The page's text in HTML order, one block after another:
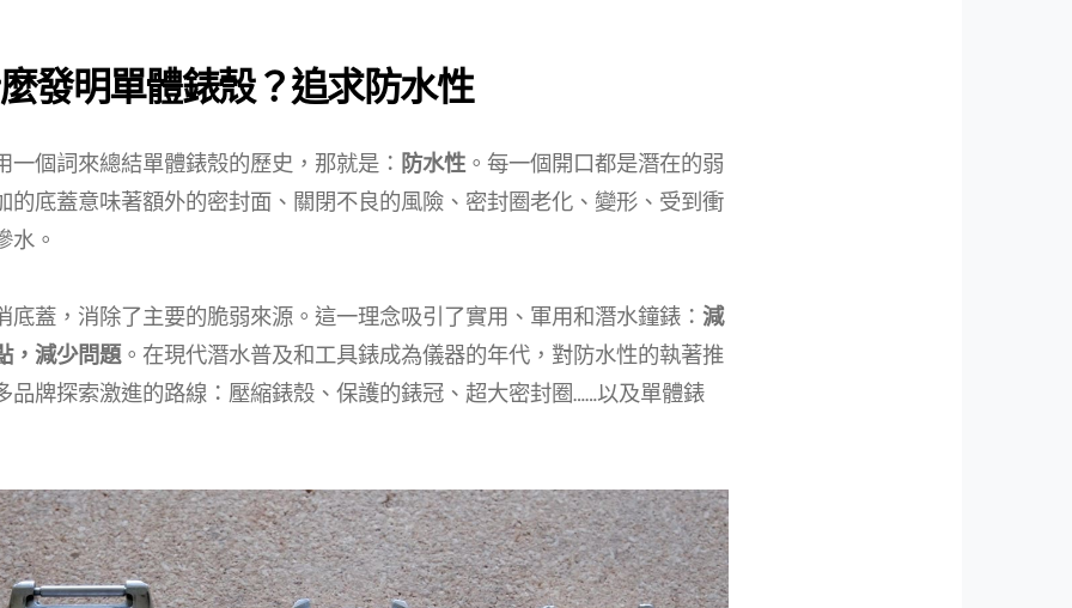
發明單體錶殼？追求防水性
一個詞來總結單體錶殼的歷史，那就是： 防水性。每一個開口都是潛在的弱
的底蓋意味著額外的密封面、關閉不良的風險、密封圈老化、變形、受到衝
水。
底蓋，消除了主要的脆弱來源。這一理念吸引了實用、軍用和潛水鐘錶： 減
，減少問題。在現代潛水普及和工具錶成為儀器的年代，對防水性的執著推
品牌探索激進的路線：壓縮錶殼、保護的錶冠、超大密封圈……以及單體錶